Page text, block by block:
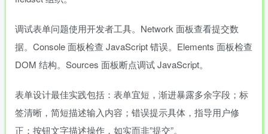
调试表单问题使用开发者工具。Network 面板查看提交数
据。Console 面板检查 JavaScript 错误。Elements 面板检查
DOM 结构。Sources 面板断点调试 JavaScript。
表单设计最佳实践包括：表单宜短，渐进暴露多余字段；标
签清晰，简短描述输入内容；错误提示具体，指导用户修
正；按钮文字描述操作，如实而非”提交”。